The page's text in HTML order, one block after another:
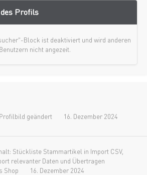
Profils
Block ist deaktiviert und wird anderen
Benutzern nicht angezeit.
geändert 16. Dezember 2024
Stückliste Stammartikel in Import CSV,
relevanter Daten und Übertragen
Shop
16. Dezember 2024